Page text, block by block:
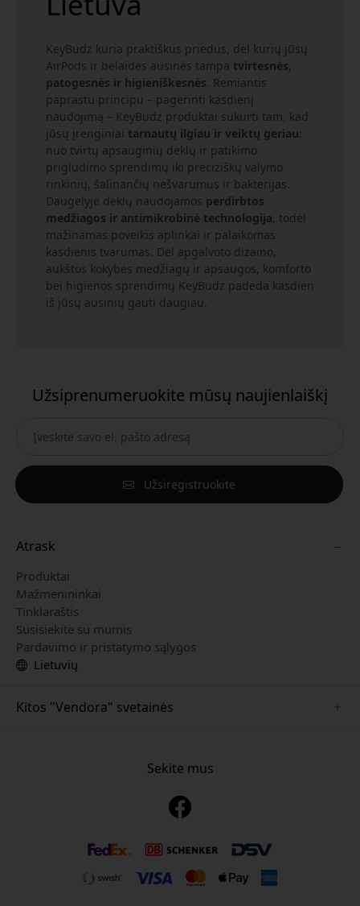
KeyBudz kuria praktiškus priedus, dėl kurių jūsų
AirPods ir belaidės ausinės tampa tvirtesnės,
patogesnės ir higieniškesnės. Remiantis
paprastu principu – pagerinti kasdienį
naudojimą – KeyBudz produktai sukurti tam, kad
jūsų įrenginiai tarnautų ilgiau ir veiktų geriau:
nuo tvirtų apsauginių dėklų ir patikimo
prigludimo sprendimų iki preciziškų valymo
rinkinių, šalinančių nešvarumus ir bakterijas.
Daugelyje dėklų naudojamos perdirbtos
medžiagos ir antimikrobinė technologija, todėl
mažinamas poveikis aplinkai ir palaikomas
kasdienis tvarumas. Dėl apgalvoto dizaino,
aukštos kokybės medžiagų ir apsaugos, komforto
bei higienos sprendimų KeyBudz padeda kasdien
iš jūsų ausinių gauti daugiau.
Užsiprenumeruokite mūsų naujienlaiškį
Užsiregistruokite
Atrask
Produktai
Mažmenininkai
Tinklaraštis
Susisiekite su mumis
Pardavimo ir pristatymo sąlygos
Lietuvių
Kitos "Vendora" svetainės
www.myfirst.se
Sekite mus